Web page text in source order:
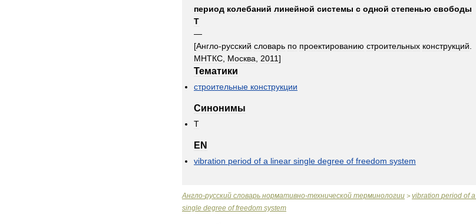
период колебаний линейной системы с одной степенью свободы
T
—
[Англо-русский словарь по проектированию строительных конструкций
МНТКС Москва 2011]
Тематики
строительные конструкции
Синонимы
T
EN
vibration period of a linear single degree of freedom system
Англо-русский словарь нормативно-технической терминологии > vibration period of a
single degree of freedom system